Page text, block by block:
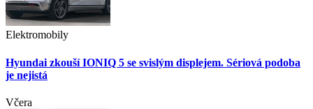
Elektromobily
Hyundai zkouší IONIQ 5 se svislým displejem. Sériová podoba
je nejistá
Včera